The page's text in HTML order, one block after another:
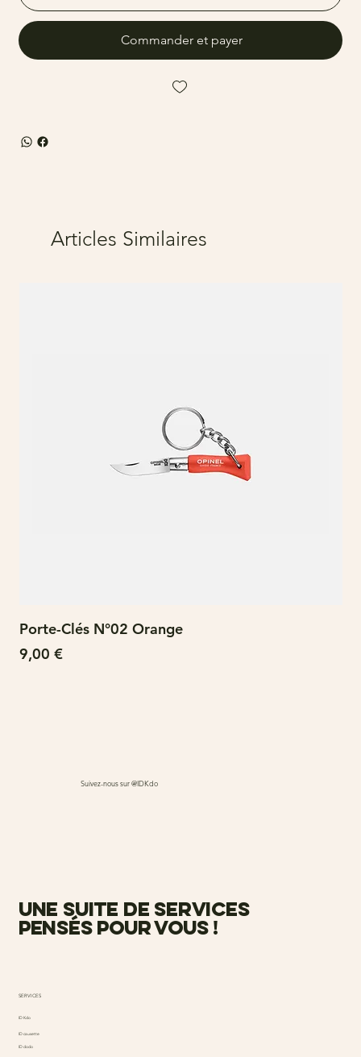
Commander et payer
Articles Similaires
Porte-Clés N°02 Orange
Prix
9,00 €
Suivez-nous sur @IDKdo
une suite de services
pensés pour vous !
SERVICES
ID Kdo
ID causette
ID dodo